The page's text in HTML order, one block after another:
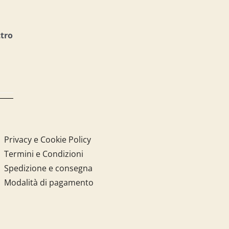
Privacy e Cookie Policy
Termini e Condizioni
Spedizione e consegna
Modalità di pagamento